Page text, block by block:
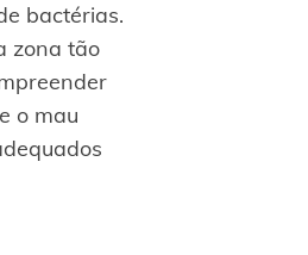
bactérias.
zona tão
o mau